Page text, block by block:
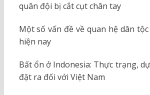
quân đội bị cắt cụt chân tay
Một số vấn đề về quan hệ dân
hiện nay
Bất ổn ở Indonesia: Thực trạng,
đặt ra đối với Việt Nam